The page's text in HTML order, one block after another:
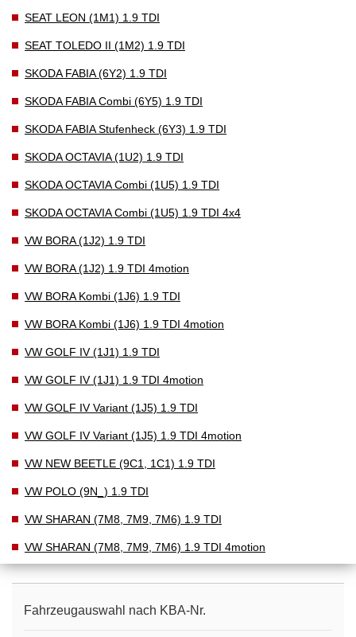
SEAT LEON (1M1) 1.9 TDI
SEAT TOLEDO II (1M2) 1.9 TDI
SKODA FABIA (6Y2) 1.9 TDI
SKODA FABIA Combi (6Y5) 1.9 TDI
SKODA FABIA Stufenheck (6Y3) 1.9 TDI
SKODA OCTAVIA (1U2) 1.9 TDI
SKODA OCTAVIA Combi (1U5) 1.9 TDI
SKODA OCTAVIA Combi (1U5) 1.9 TDI 4x4
VW BORA (1J2) 1.9 TDI
VW BORA (1J2) 1.9 TDI 4motion
VW BORA Kombi (1J6) 1.9 TDI
VW BORA Kombi (1J6) 1.9 TDI 4motion
VW GOLF IV (1J1) 1.9 TDI
VW GOLF IV (1J1) 1.9 TDI 4motion
VW GOLF IV Variant (1J5) 1.9 TDI
VW GOLF IV Variant (1J5) 1.9 TDI 4motion
VW NEW BEETLE (9C1, 1C1) 1.9 TDI
VW POLO (9N_) 1.9 TDI
VW SHARAN (7M8, 7M9, 7M6) 1.9 TDI
VW SHARAN (7M8, 7M9, 7M6) 1.9 TDI 4motion
Fahrzeugauswahl nach KBA-Nr.